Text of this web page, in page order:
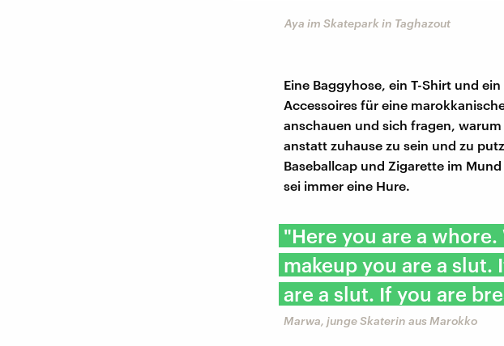
Aya im Skatepark in Taghazout
Eine Baggyhose, ein T-Shirt und
Accessoires für eine
anschauen und sich fragen,
anstatt zuhause zu sein und zu
Baseballcap und Zigarette im
sei immer eine Hure.
"Here you are a
makeup you are a slut.
are a slut. If you are
Marwa, junge Skaterin aus Marokko